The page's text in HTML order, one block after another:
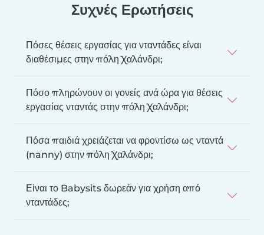
Συχνές Ερωτήσεις
Πόσες θέσεις εργασίας για νταντάδες είναι
διαθέσιμες στην πόλη Χαλάνδρι;
Πόσο πληρώνουν οι γονείς ανά ώρα για θέσεις
εργασίας νταντάς στην πόλη Χαλάνδρι;
Πόσα παιδιά χρειάζεται να φροντίσω ως νταντά
(nanny) στην πόλη Χαλάνδρι;
Είναι το Babysits δωρεάν για χρήση από
νταντάδες;